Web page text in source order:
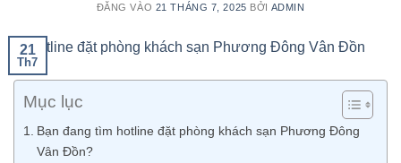
ĐĂNG VÀO 21 THÁNG 7, 2025 BỞI ADMIN
21
Th7
Mục lục
Bạn đang tìm hotline đặt phòng khách sạn Phương Đông
Vân Đồn?